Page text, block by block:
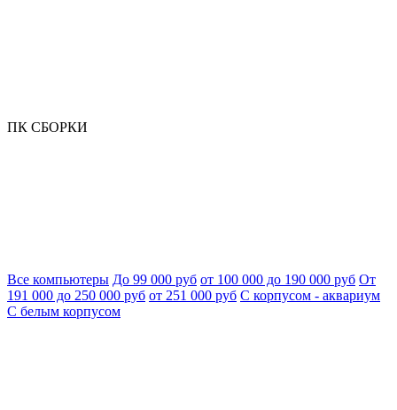
ПК СБОРКИ
Все компьютеры До 99 000 руб от 100 000 до 190 000 руб От
191 000 до 250 000 руб от 251 000 руб С корпусом - аквариум
С белым корпусом